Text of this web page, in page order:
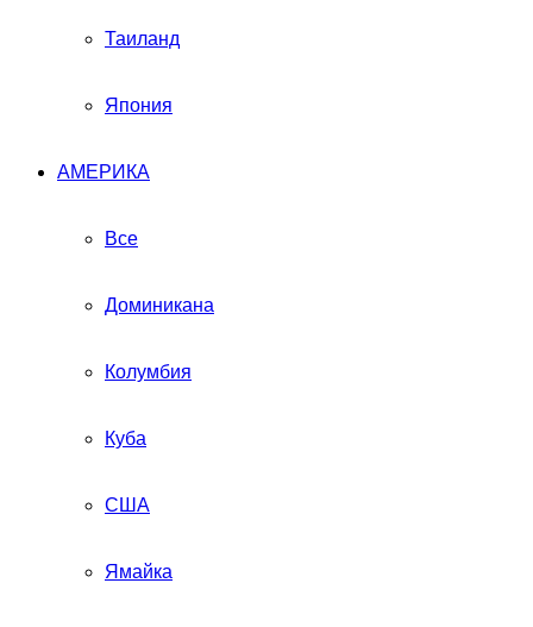
Таиланд
Япония
АМЕРИКА
Все
Доминикана
Колумбия
Куба
США
Ямайка